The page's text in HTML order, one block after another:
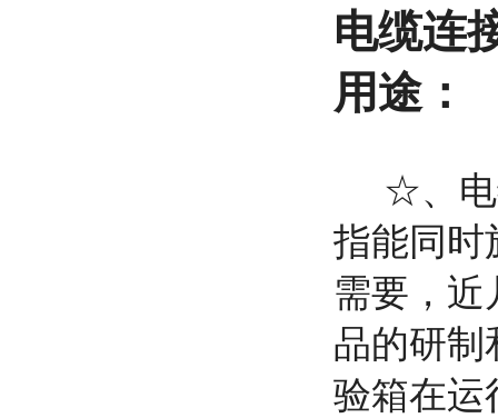
电缆连
用途：
☆、电
指能同时
需要，近
品的研制
验箱在运